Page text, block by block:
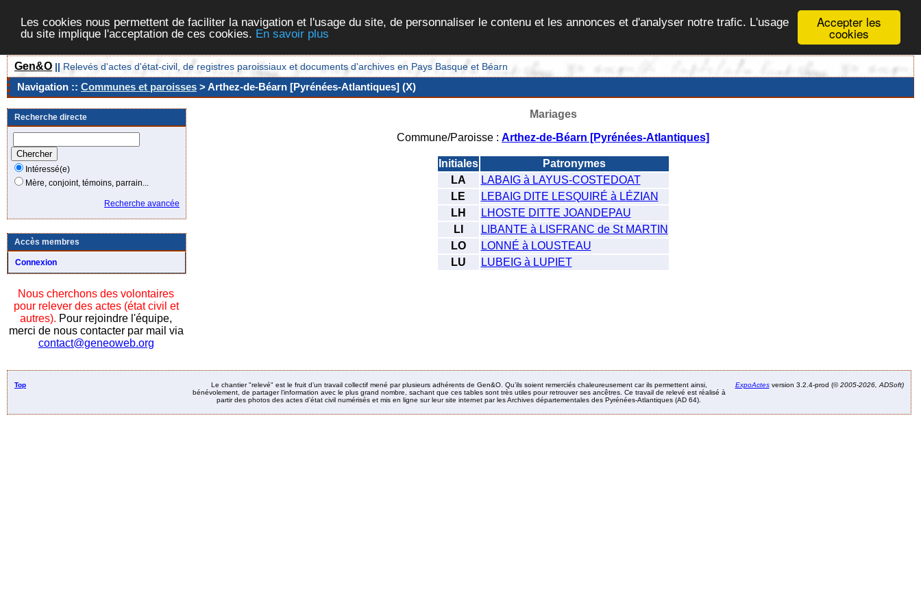
Accepter les
cookies
Les cookies nous permettent de faciliter la navigation et l'usage du site, de personnaliser le contenu et les annonces et d'analyser notre trafic. L'usage
du site implique l'acceptation de ces cookies. En savoir plus
Gen&O || Relevés d'actes d'état-civil, de registres paroissiaux et documents d'archives en Pays Basque et Béarn
Navigation :: Communes et paroisses > Arthez-de-Béarn [Pyrénées-Atlantiques] (X)
Recherche directe
Intéressé(e)
Mère, conjoint, témoins, parrain...
Recherche avancée
Accès membres
Connexion
Nous cherchons des volontaires
pour relever des actes (état civil et
autres). Pour rejoindre l'équipe,
merci de nous contacter par mail via
contact@geneoweb.org
Mariages
Commune/Paroisse : Arthez-de-Béarn [Pyrénées-Atlantiques]
Initiales
Patronymes
LA
LABAIG à LAYUS-COSTEDOAT
LE
LEBAIG DITE LESQUIRÉ à LÉZIAN
LH
LHOSTE DITTE JOANDEPAU
LI
LIBANTE à LISFRANC de St MARTIN
LO
LONNÉ à LOUSTEAU
LU
LUBEIG à LUPIET
Top
Le chantier "relevé" est le fruit d’un travail collectif mené par plusieurs adhérents de Gen&O. Qu’ils soient remerciés chaleureusement car ils permettent ainsi,
bénévolement, de partager l’information avec le plus grand nombre, sachant que ces tables sont très utiles pour retrouver ses ancêtres. Ce travail de relevé est réalisé à
partir des photos des actes d’état civil numérisés et mis en ligne sur leur site internet par les Archives départementales des Pyrénées-Atlantiques (AD 64).
ExpoActesversion 3.2.4-prod (©2005-2026, ADSoft)